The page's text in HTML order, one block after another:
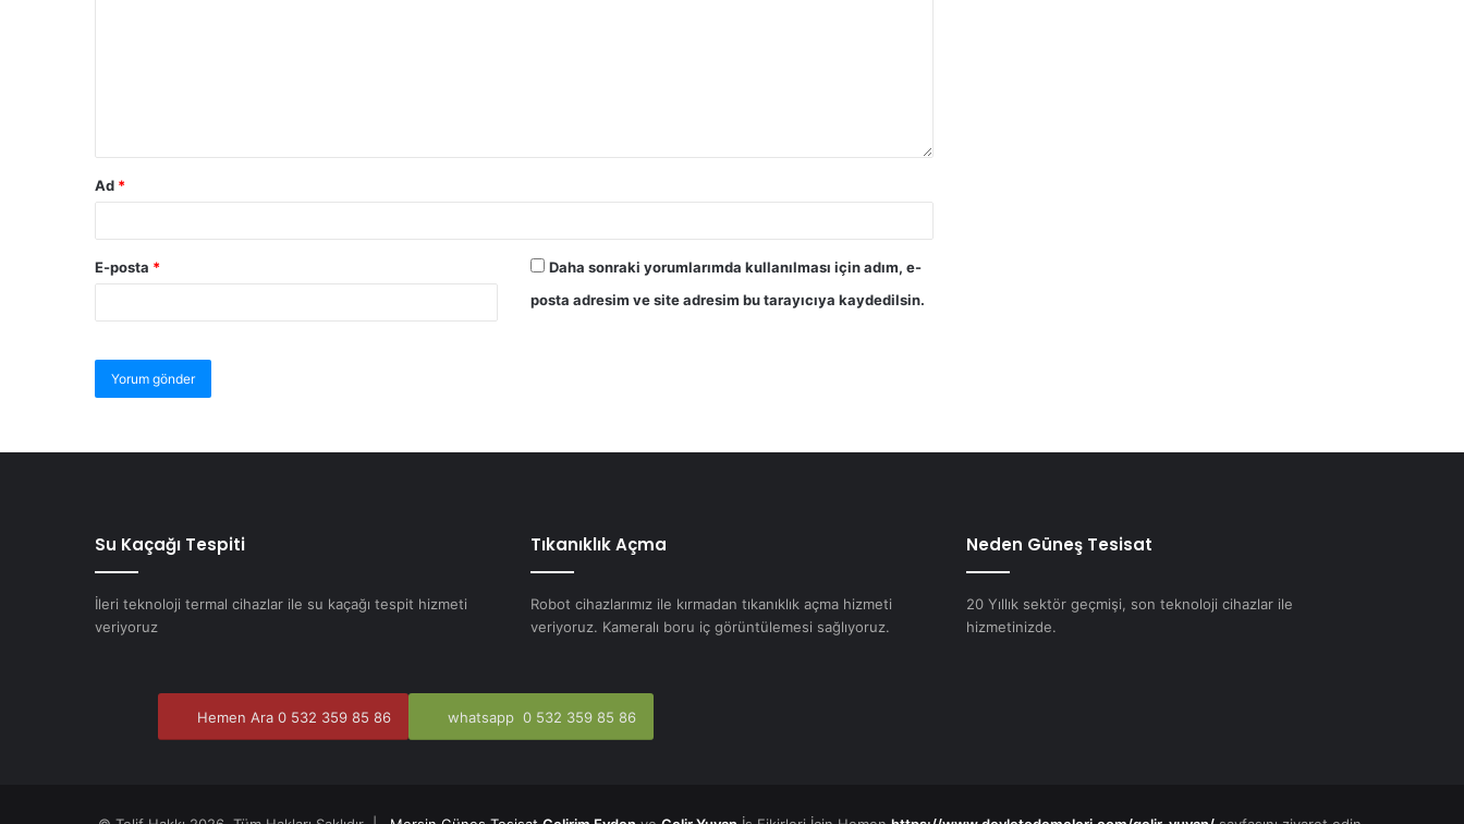
Ad *
E-posta *
Daha sonraki yorumlarımda kullanılması için adım, e-
posta adresim ve site adresim bu tarayıcıya kaydedilsin.
Su Kaçağı Tespiti
İleri teknoloji termal cihazlar ile su kaçağı tespit hizmeti
veriyoruz
Tıkanıklık Açma
Robot cihazlarımız ile kırmadan tıkanıklık açma hizmeti
veriyoruz. Kameralı boru iç görüntülemesi sağlıyoruz.
Neden Güneş Tesisat
20 Yıllık sektör geçmişi, son teknoloji cihazlar ile
hizmetinizde.
Hemen Ara 0 532 359 85 86 whatsapp 0 532 359 85 86